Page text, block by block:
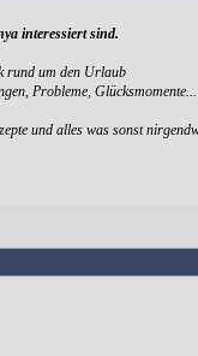
interessiert sind.
rund um den Urlaub
Probleme,
und alles was sonst